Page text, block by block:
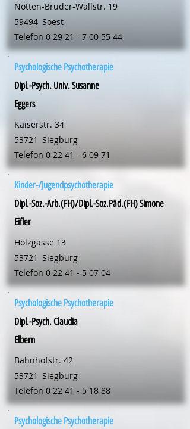
Nötten-Brüder-Wallstr. 19
59494 Soest
Telefon 0 29 21 - 7 00 55 44
Psychologische Psychotherapie
Dipl.-Psych. Univ. Susanne
Eggers
Kaiserstr. 34
53721 Siegburg
Telefon 0 22 41 - 6 09 71
Kinder-/Jugendpsychotherapie
Dipl.-Soz.-Arb.(FH)/Dipl.-Soz.Päd.(FH) Simone
Eifler
Holzgasse 13
53721 Siegburg
Telefon 0 22 41 - 5 07 04
Psychologische Psychotherapie
Dipl.-Psych. Claudia
Elbern
Bahnhofstr. 42
53721 Siegburg
Telefon 0 22 41 - 5 18 88
Psychologische Psychotherapie